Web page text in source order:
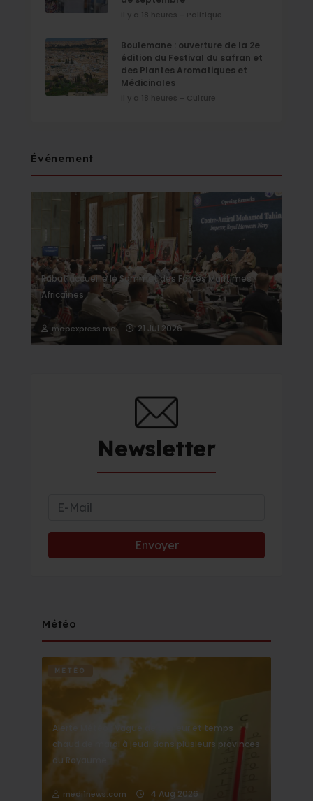
il y a 18 heures - Politique
Boulemane : ouverture de la 2e
édition du Festival du safran et
des Plantes Aromatiques et
Médicinales
il y a 18 heures - Culture
Événement
Rabat accueille le Sommet des Forces Maritimes
Africaines
mapexpress.ma 21 Jul 2026
Newsletter
Météo
METÉO
Alerte Météo : Vague de chaleur et temps
chaud de mardi à jeudi dans plusieurs provinces
du Royaume
medi1news.com 4 Aug 2026